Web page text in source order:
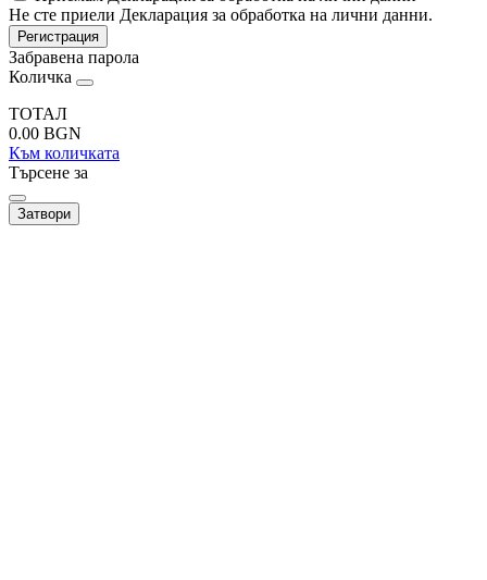
Не сте приели Декларация за обработка на лични данни.
Регистрация
Забравена парола
Количка
ТОТАЛ
0.00 BGN
Към количката
Търсене за
Затвори